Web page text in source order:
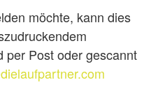
möchte, kann dies
per Post oder gescannt